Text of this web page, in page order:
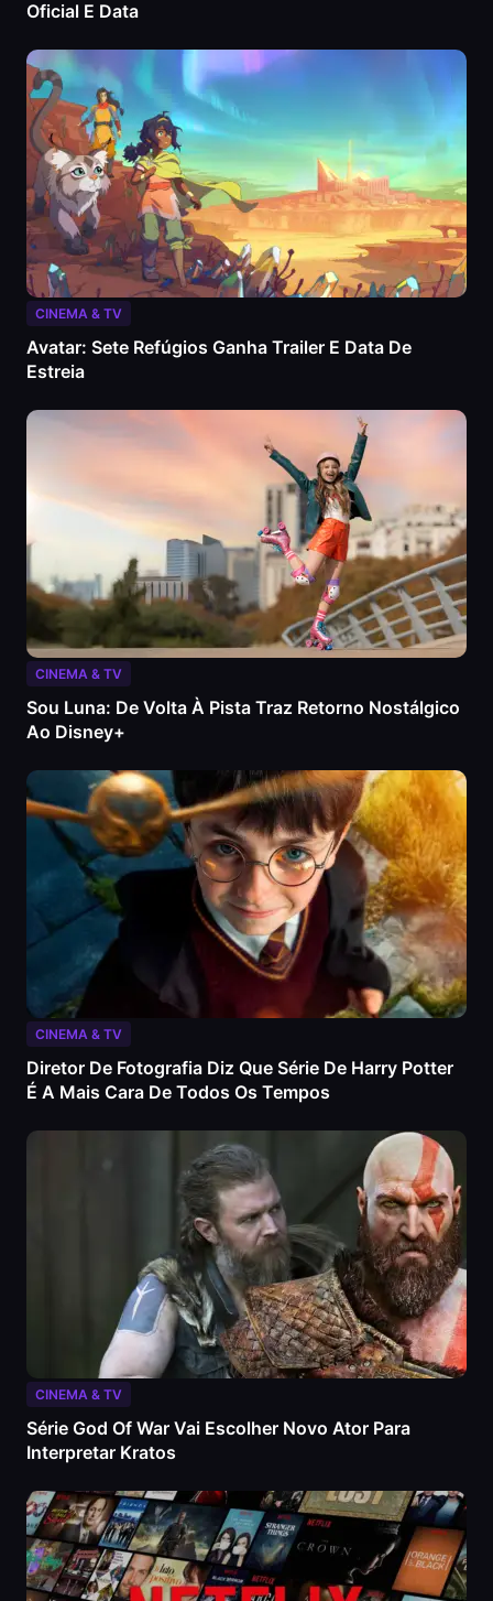
Oficial E Data
CINEMA & TV
Avatar: Sete Refúgios Ganha Trailer E Data De
Estreia
CINEMA & TV
Sou Luna: De Volta À Pista Traz Retorno Nostálgico
Ao Disney+
CINEMA & TV
Diretor De Fotografia Diz Que Série De Harry Potter
É A Mais Cara De Todos Os Tempos
CINEMA & TV
Série God Of War Vai Escolher Novo Ator Para
Interpretar Kratos